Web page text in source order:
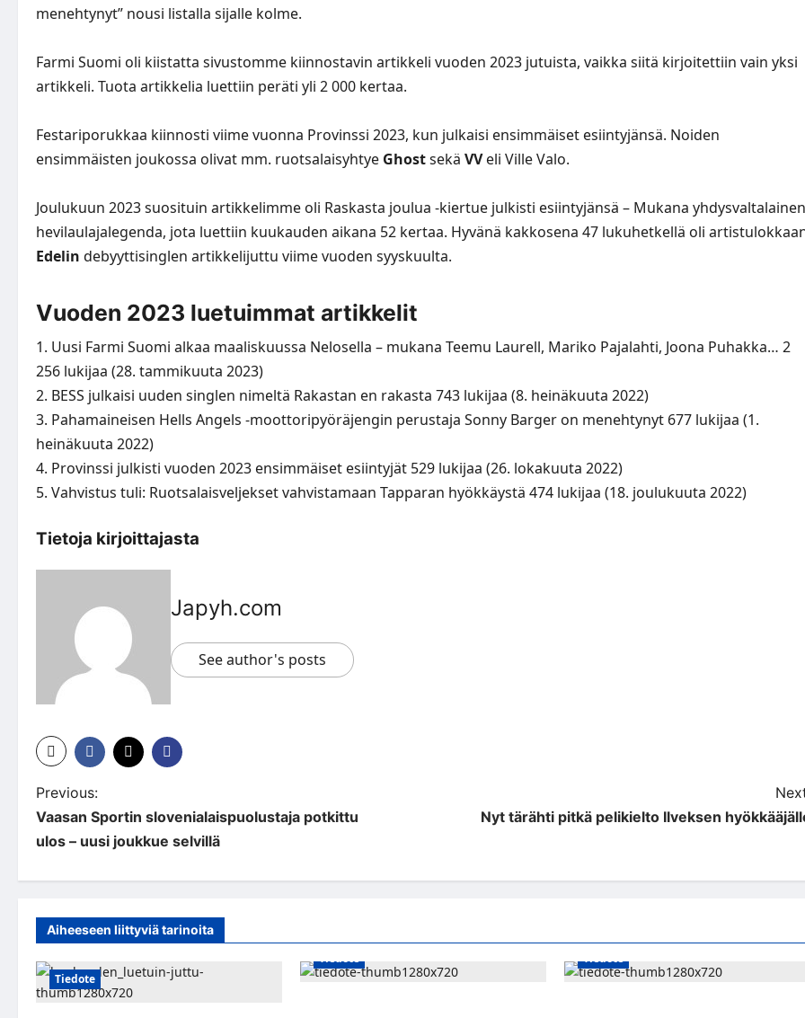
menehtynyt” nousi listalla sijalle kolme.
Farmi Suomi oli kiistatta sivustomme kiinnostavin artikkeli vuoden 2023 jutuista, vaikka siitä kirjoitettiin vain yksi
artikkeli. Tuota artikkelia luettiin peräti yli 2 000 kertaa.
Festariporukkaa kiinnosti viime vuonna Provinssi 2023, kun julkaisi ensimmäiset esiintyjänsä. Noiden
ensimmäisten joukossa olivat mm. ruotsalaisyhtye Ghostsekä VVeli Ville Valo.
Joulukuun 2023 suosituin artikkelimme oli Raskasta joulua -kiertue julkisti esiintyjänsä – Mukana yhdysvaltalainen
hevilaulajalegenda, jota luettiin kuukauden aikana 52 kertaa. Hyvänä kakkosena 47 lukuhetkellä oli
Edelin debyyttisinglen artikkelijuttu viime vuoden syyskuulta.
Vuoden 2023 luetuimmat artikkelit
1. Uusi Farmi Suomi alkaa maaliskuussa Nelosella – mukana Teemu Laurell, Mariko Pajalahti, Joona Puhakka… 2
256 lukijaa (28. tammikuuta 2023)
2. BESS julkaisi uuden singlen nimeltä Rakastan en rakasta 743 lukijaa (8. heinäkuuta 2022)
3. Pahamaineisen Hells Angels -moottoripyöräjengin perustaja Sonny Barger on menehtynyt 677 lukijaa (1.
heinäkuuta 2022)
4. Provinssi julkisti vuoden 2023 ensimmäiset esiintyjät 529 lukijaa (26. lokakuuta 2022)
5. Vahvistus tuli: Ruotsalaisveljekset vahvistamaan Tapparan hyökkäystä 474 lukijaa (18. joulukuuta 2022)
Tietoja kirjoittajasta
Japyh.com
See author's posts
P
o
n
a
v
Previous:
Vaasan Sportin slovenialaispuolustaja potkittu
ulos – uusi joukkue selvillä
Nyt tärähti pitkä pelikielto Ilveksen
Aiheeseen liittyviä tarinoita
Tiedote
Tiedote Tiedote